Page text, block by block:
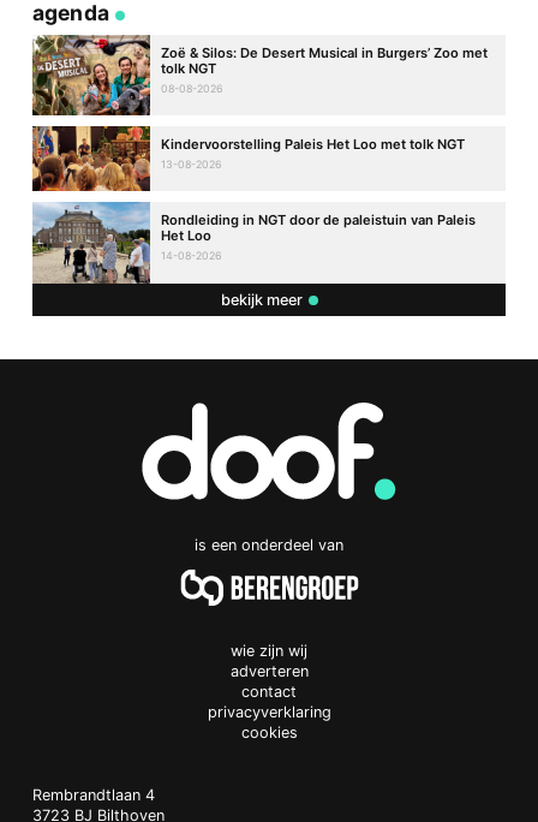
agenda
Zoë & Silos: De Desert Musical in Burgers’ Zoo met
tolk NGT
08-08-2026
Kindervoorstelling Paleis Het Loo met tolk NGT
13-08-2026
Rondleiding in NGT door de paleistuin van Paleis
Het Loo
14-08-2026
bekijk meer
is een onderdeel van
wie zijn wij
adverteren
contact
privacyverklaring
cookies
Doof.nl
work
Rembrandtlaan 4
3723 BJ Bilthoven